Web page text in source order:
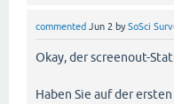
commented Jun 2 bySoSci
Okay, der screenout-
Haben Sie auf der